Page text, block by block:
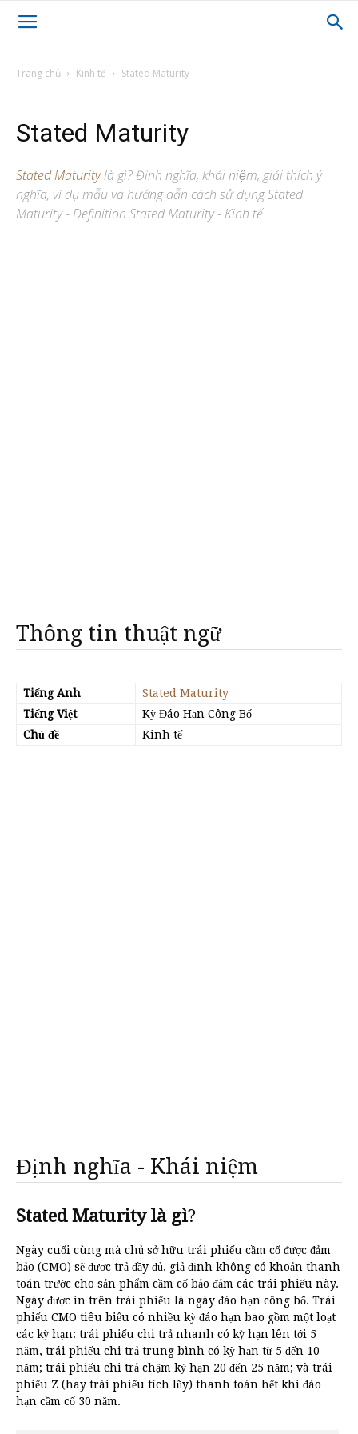
Trang chủ Kinh tế Stated Maturity
Stated Maturity
Stated Maturitylà gì? Định nghĩa, khái niệm, giải thích ý
nghĩa, ví dụ mẫu và hướng dẫn cách sử dụng Stated
Maturity - Definition Stated Maturity - Kinh tế
Thông tin thuật ngữ
Tiếng Anh
Stated Maturity
Tiếng Việt
Kỳ Đáo Hạn Công Bố
Chủ đề
Kinh tế
Định nghĩa - Khái niệm
Stated Maturity là gì?
Ngày cuối cùng mà chủ sở hữu trái phiếu cầm cố được đảm
bảo (CMO) sẽ được trả đầy đủ, giả định không có khoản thanh
toán trước cho sản phẩm cầm cố bảo đảm các trái phiếu này.
Ngày được in trên trái phiếu là ngày đáo hạn công bố. Trái
phiếu CMO tiêu biểu có nhiều kỳ đáo hạn bao gồm một loạt
các kỳ hạn: trái phiếu chi trả nhanh có kỳ hạn lên tới 5
năm, trái phiếu chi trả trung bình có kỳ hạn từ 5 đến 10
năm; trái phiếu chi trả chậm kỳ hạn 20 đến 25 năm; và trái
phiếu Z (hay trái phiếu tích lũy) thanh toán hết khi đáo
hạn cầm cố 30 năm.